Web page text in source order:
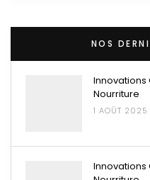
NOS
Innovations
Nourriture
1 AOÛT 2025
Innovations